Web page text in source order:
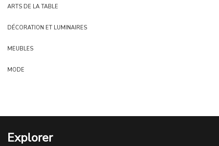
ARTS DE LA TABLE
DÉCORATION ET LUMINAIRES
MEUBLES
MODE
Explorer